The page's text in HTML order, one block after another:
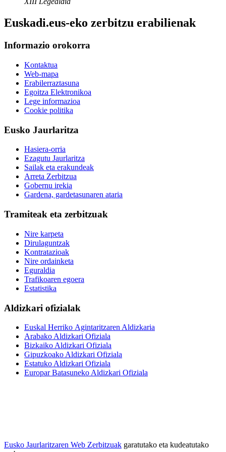
Euskadi.eus-eko zerbitzu erabilienak
Informazio orokorra
Kontaktua
Web-mapa
Erabilerraztasuna
Egoitza Elektronikoa
Lege informazioa
Cookie politika
Eusko Jaurlaritza
Hasiera-orria
Ezagutu Jaurlaritza
Sailak eta erakundeak
Arreta Zerbitzua
Gobernu irekia
Gardena, gardetasunaren ataria
Tramiteak eta zerbitzuak
Nire karpeta
Dirulaguntzak
Kontratazioak
Nire ordainketa
Eguraldia
Trafikoaren egoera
Estatistika
Aldizkari ofizialak
Euskal Herriko Agintaritzaren Aldizkaria
Arabako Aldizkari Ofiziala
Bizkaiko Aldizkari Ofiziala
Gipuzkoako Aldizkari Ofiziala
Estatuko Aldizkari Ofiziala
Europar Batasuneko Aldizkari Ofiziala
Eusko Jaurlaritzaren Web Zerbitzuak garatutako eta kudeatutako